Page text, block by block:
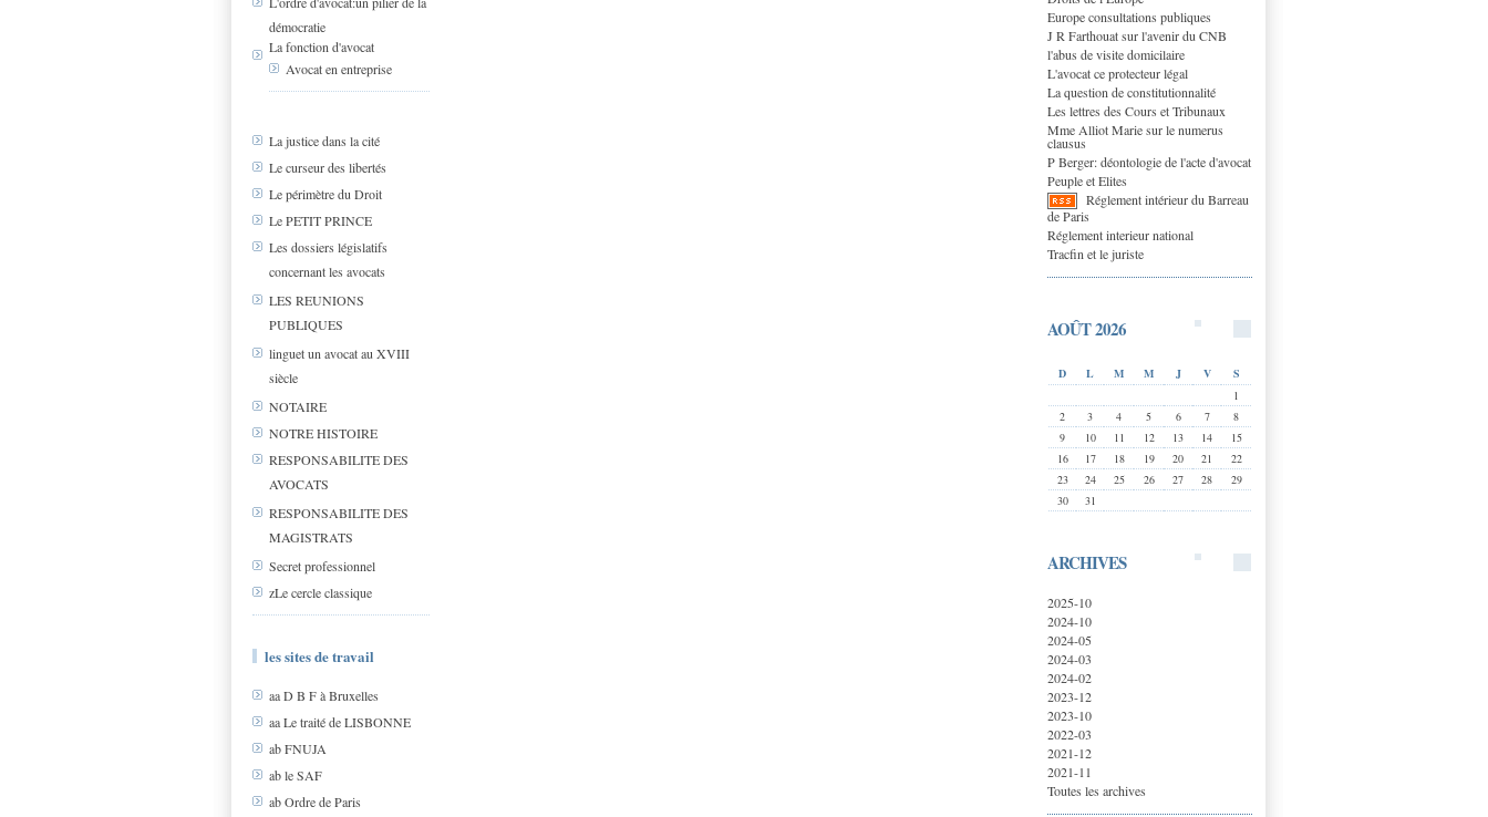
démocratie
La fonction d'avocat
Avocat en entreprise
La justice dans la cité
Le curseur des libertés
Le périmètre du Droit
Le PETIT PRINCE
Les dossiers législatifs
concernant les avocats
LES REUNIONS
PUBLIQUES
linguet un avocat au XVIII
siècle
NOTAIRE
NOTRE HISTOIRE
RESPONSABILITE DES
AVOCATS
RESPONSABILITE DES
MAGISTRATS
Secret professionnel
zLe cercle classique
les sites de travail
aa D B F à Bruxelles
aa Le traité de LISBONNE
ab FNUJA
ab le SAF
ab Ordre de Paris
Europe consultations publiques
J R Farthouat sur l'avenir du CNB
l'abus de visite domicilaire
L'avocat ce protecteur légal
La question de constitutionnalité
Les lettres des Cours et Tribunaux
Mme Alliot Marie sur le numerus
clausus
P Berger: déontologie de l'acte d'avocat
Peuple et Elites
Réglement intérieur du Barreau
de Paris
Réglement interieur national
Tracfin et le juriste
AOÛT 2026
D L M M J V
S
1
2
3 4 5 6 7
8
9
10 11 12 13 14
15
16
17 18 19 20 21
22
23
24 25 26 27 28
29
30
31
ARCHIVES
2025-10
2024-10
2024-05
2024-03
2024-02
2023-12
2023-10
2022-03
2021-12
2021-11
Toutes les archives